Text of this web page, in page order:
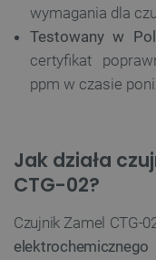
wymagania dla
Testowany w
certyfikat
ppm w czasie
Jak działa
CTG-02?
Czujnik Zamel CTG-
elektrochemicznego